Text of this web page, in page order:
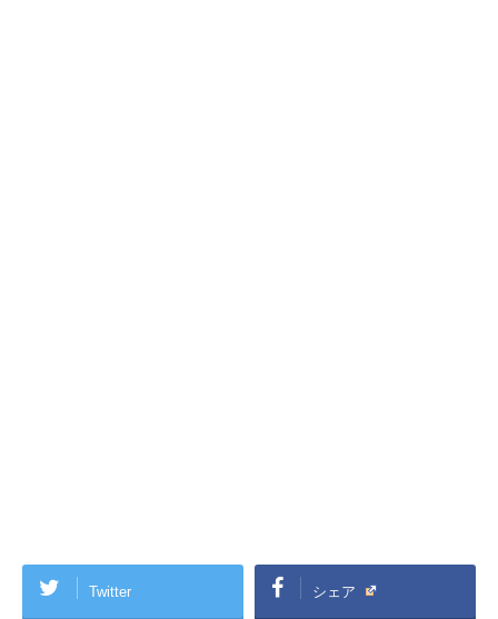
Twitter シェア